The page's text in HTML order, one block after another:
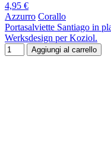
4,95 €
Azzurro Corallo
Portasalviette Santiago in
Werksdesign per Koziol.
Aggiungi al carrello